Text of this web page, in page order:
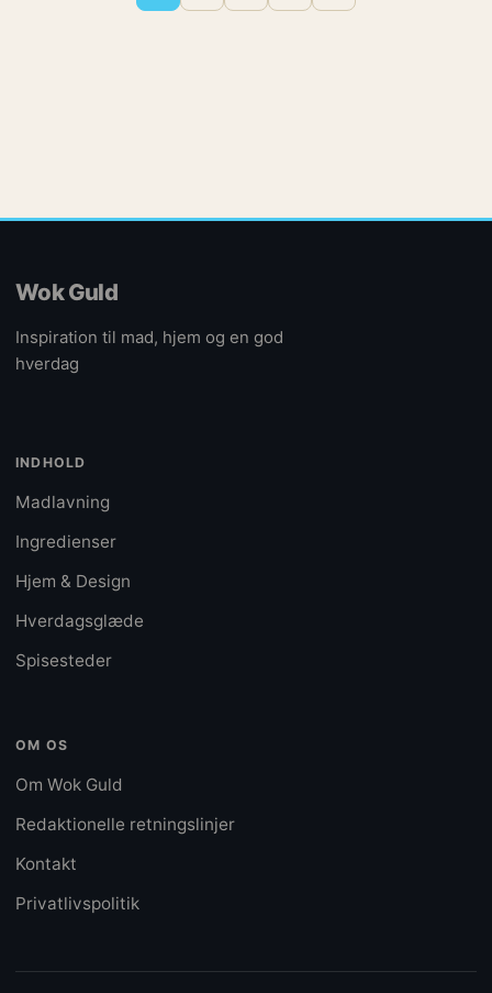
Wok Guld
Inspiration til mad, hjem og en god
hverdag
INDHOLD
Madlavning
Ingredienser
Hjem & Design
Hverdagsglæde
Spisesteder
OM OS
Om Wok Guld
Redaktionelle retningslinjer
Kontakt
Privatlivspolitik